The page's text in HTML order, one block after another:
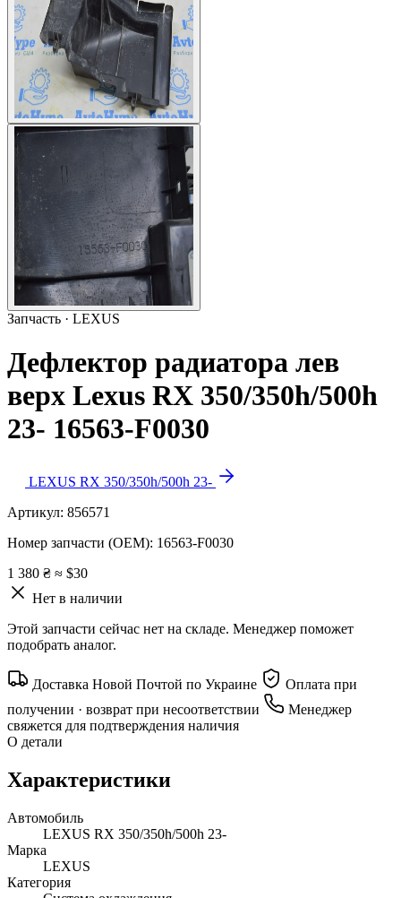
Запчасть · LEXUS
Дефлектор радиатора лев
верх Lexus RX 350/350h/500h
23- 16563-F0030
LEXUS RX 350/350h/500h 23-
Артикул: 856571
Номер запчасти (OEM): 16563-F0030
1 380 ₴ ≈ $30
Нет в наличии
Этой запчасти сейчас нет на складе. Менеджер поможет
подобрать аналог.
Доставка Новой Почтой по Украине
Оплата при
получении · возврат при несоответствии
Менеджер
свяжется для подтверждения наличия
О детали
Характеристики
Автомобиль
LEXUS RX 350/350h/500h 23-
Марка
LEXUS
Категория